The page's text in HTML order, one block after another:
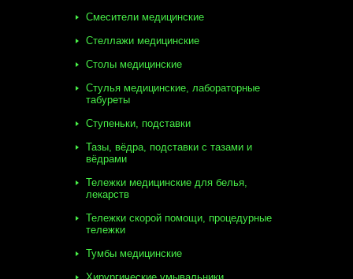
Смесители медицинские
Стеллажи медицинские
Столы медицинские
Стулья медицинские, лабораторные
табуреты
Ступеньки, подставки
Тазы, вёдра, подставки с тазами и
вёдрами
Тележки медицинские для белья,
лекарств
Тележки скорой помощи, процедурные
тележки
Тумбы медицинские